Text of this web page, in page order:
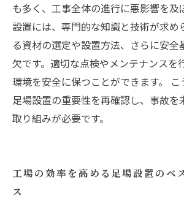
も多く、工事全体の進行に悪影響を及
設置には、専門的な知識と技術が求め
る資材の選定や設置方法、さらに安全
欠です。適切な点検やメンテナンスを
環境を安全に保つことができます。 こ
足場設置の重要性を再確認し、事故を
取り組みが必要です。
工場の効率を高める足場設置のベ
ス